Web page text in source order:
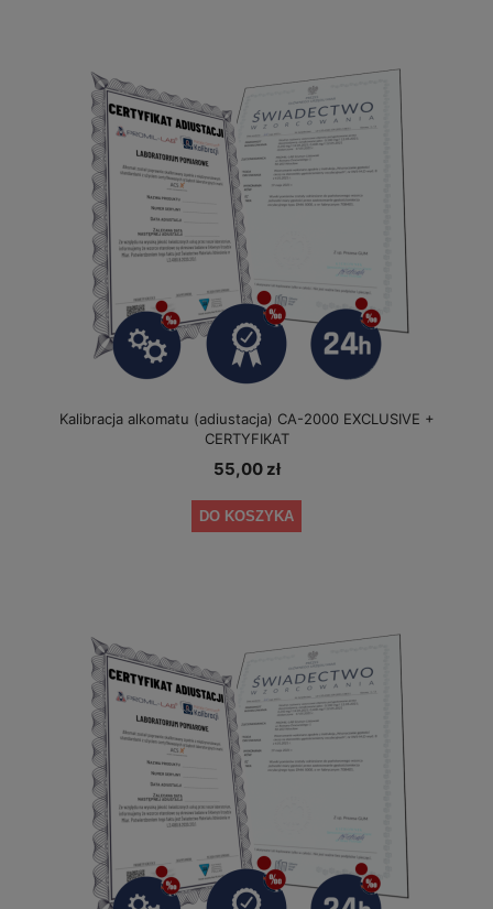
Kalibracja alkomatu (adiustacja) CA-2000 EXCLUSIVE +
CERTYFIKAT
55,00 zł
DO KOSZYKA